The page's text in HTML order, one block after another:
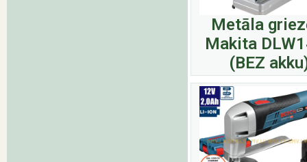
Metāla
Makita
(BEZ